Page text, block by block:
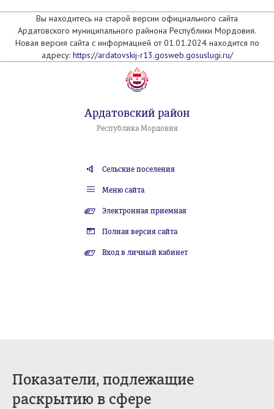
Вы находитесь на старой версии официального сайта
Ардатовского муниципального райнона Республики Мордовия.
Новая версия сайта с информацией от 01.01.2024 находится по
адресу: https://ardatovskij-r13.gosweb.gosuslugi.ru/
Ардатовский район
Республика Мордовия
Сельские поселения
Меню сайта
Электронная приемная
Полная версия сайта
Вход в личный кабинет
Показатели, подлежащие
раскрытию в сфере